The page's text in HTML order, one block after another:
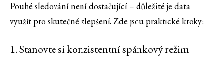
Pouhé sledování není dostačující – důležité je data
využít pro skutečné zlepšení. Zde jsou praktické kroky:
1. Stanovte si konzistentní spánkový režim